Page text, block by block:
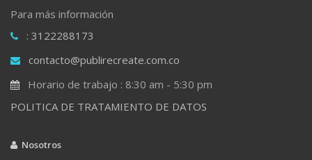
Para más información
: 3122288173
contacto@publirecreate.com.co
Horario de trabajo : 8:30 am - 5:30 pm
POLITICA DE TRATAMIENTO DE DATOS
Nosotros